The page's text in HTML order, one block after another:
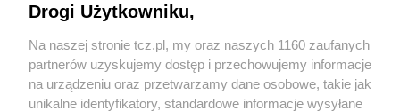
Drogi Użytkowniku,
Na naszej stronie tcz.pl, my oraz naszych 1160 zaufanych
partnerów uzyskujemy dostęp i przechowujemy informacje
na urządzeniu oraz przetwarzamy dane osobowe, takie jak
unikalne identyfikatory, standardowe informacje wysyłane